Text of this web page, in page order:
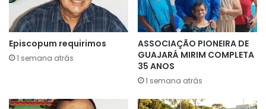
Episcopum requirimos
1 semana atrás
ASSOCIAÇÃO PIONEIRA DE
GUAJARÁ MIRIM COMPLETA
35 ANOS
1 semana atrás